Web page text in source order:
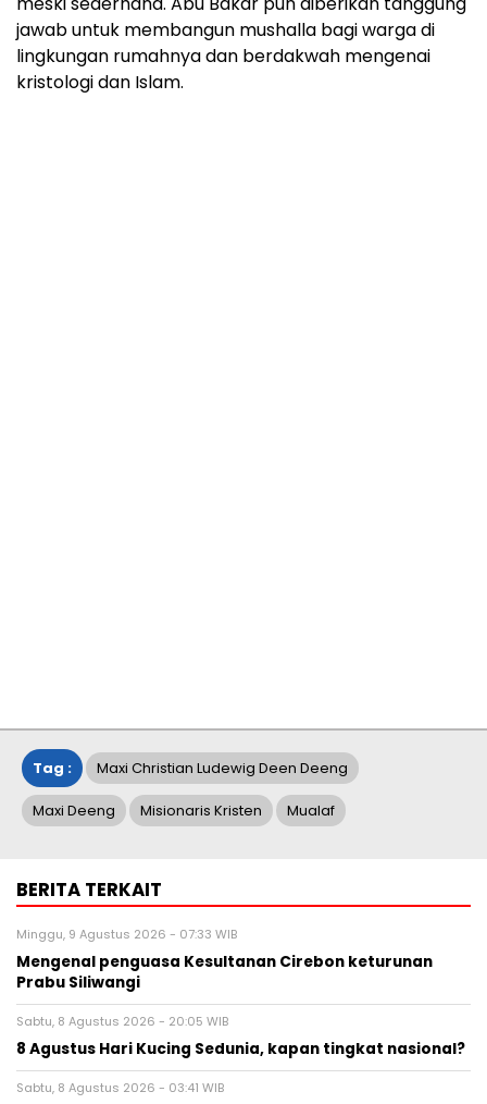
jawab untuk membangun mushalla bagi warga di
lingkungan rumahnya dan berdakwah mengenai
kristologi dan Islam.
Tag : Maxi Christian Ludewig Deen Deeng
Maxi Deeng Misionaris Kristen Mualaf
BERITA TERKAIT
Minggu, 9 Agustus 2026 - 07:33 WIB
Mengenal penguasa Kesultanan Cirebon keturunan
Prabu Siliwangi
Sabtu, 8 Agustus 2026 - 20:05 WIB
8 Agustus Hari Kucing Sedunia, kapan tingkat nasional?
Sabtu, 8 Agustus 2026 - 03:41 WIB